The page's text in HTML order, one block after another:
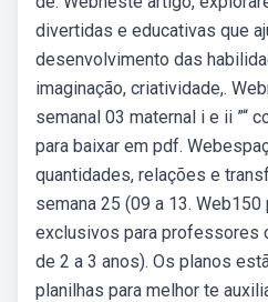
divertidas e educativas que
desenvolvimento das
imaginação, criatividade,.
semanal 03 maternal i e ii ”“
para baixar em pdf.
quantidades, relações e
semana 25 (09 a 13. Web150
exclusivos para professores
de 2 a 3 anos). Os planos
planilhas para melhor te